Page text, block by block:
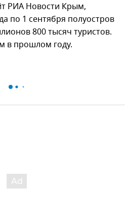
РИА Новости Крым,
по 1 сентября полуостров
800 тысяч туристов.
в прошлом году.